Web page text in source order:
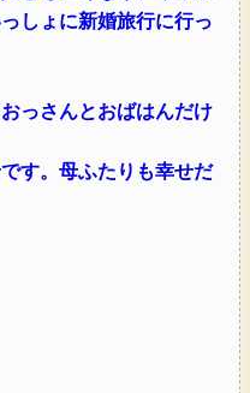
しょに新婚旅行に行っ
っさんとおばはんだけ
す。母ふたりも幸せだ